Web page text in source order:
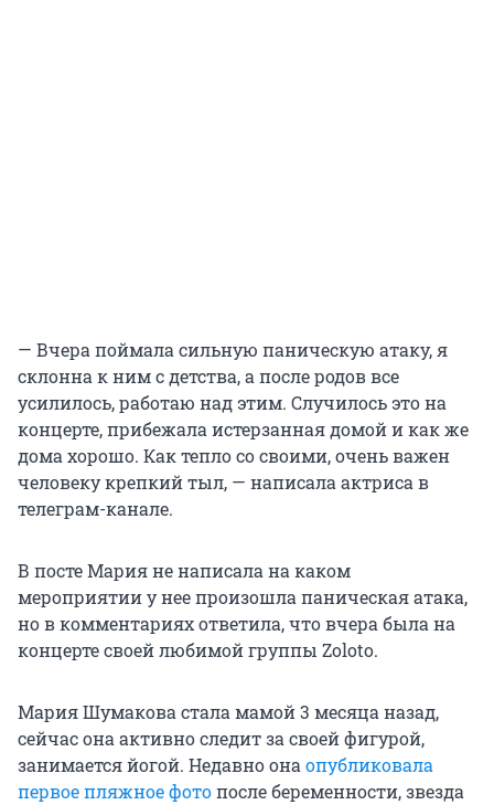
— Вчера поймала сильную паническую атаку, я
склонна к ним с детства, а после родов все
усилилось, работаю над этим. Случилось это на
концерте, прибежала истерзанная домой и как же
дома хорошо. Как тепло со своими, очень важен
человеку крепкий тыл, — написала актриса в
телеграм-канале.
В посте Мария не написала на каком
мероприятии у нее произошла паническая атака,
но в комментариях ответила, что вчера была на
концерте своей любимой группы Zoloto.
Мария Шумакова стала мамой 3 месяца назад,
сейчас она активно следит за своей фигурой,
занимается йогой. Недавно онаопубликовала
первое пляжное фотопосле беременности, звезда